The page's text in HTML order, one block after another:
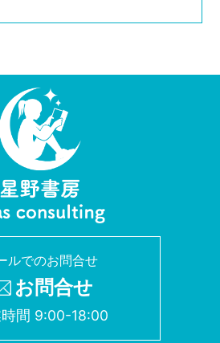
ルでのお問合せ
お問合せ
間 9:00-18:00